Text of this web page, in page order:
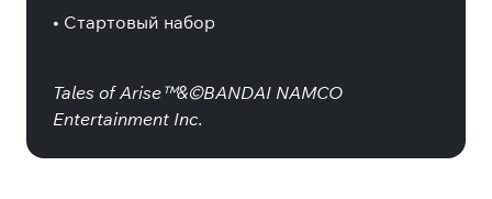
• Стартовый набор
Tales of Arise™&©BANDAI NAMCO
Entertainment Inc.